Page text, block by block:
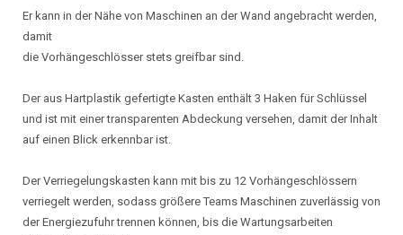
Er kann in der Nähe von Maschinen an der Wand angebracht werden,
damit
die Vorhängeschlösser stets greifbar sind.
Der aus Hartplastik gefertigte Kasten enthält 3 Haken für Schlüssel
und ist mit einer transparenten Abdeckung versehen, damit der Inhalt
auf einen Blick erkennbar ist.
Der Verriegelungskasten kann mit bis zu 12 Vorhängeschlössern
verriegelt werden, sodass größere Teams Maschinen zuverlässig von
der Energiezufuhr trennen können, bis die Wartungsarbeiten